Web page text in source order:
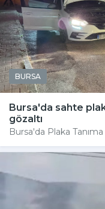
BURSA
Bursa'da sahte
gözaltı
Bursa'da Plaka